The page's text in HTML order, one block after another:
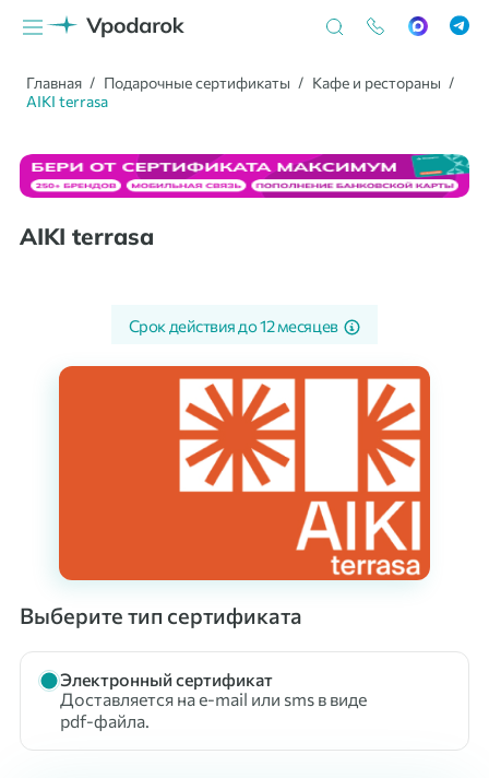
Главная Подарочные сертификаты
Кафе и рестораны
AIKI terrasa
AIKI terrasa
Срок действия до12 месяцев
Выберите тип сертификата
Электронный сертификат
Доставляется на e-mail или sms в виде
pdf-файла.